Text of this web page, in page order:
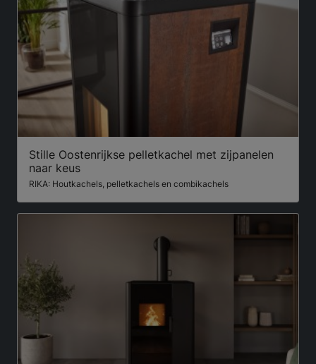
Stille Oostenrijkse pelletkachel met zijpanelen
naar keus
RIKA: Houtkachels, pelletkachels en combikachels